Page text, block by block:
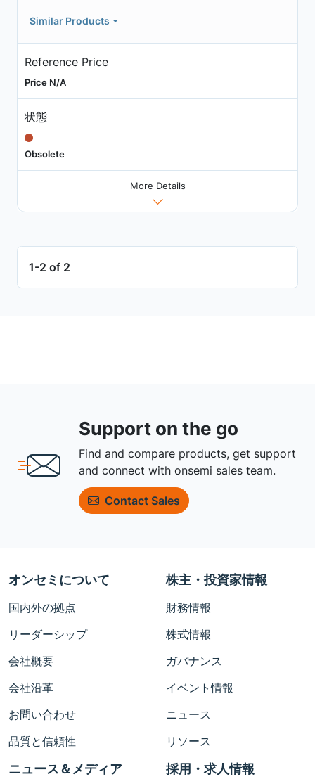
Similar Products
Reference Price
Price N/A
状態
Obsolete
More Details
1-2 of 2
Support on the go
Find and compare products, get support
and connect with onsemi sales team.
Contact Sales
オンセミについて
国内外の拠点
リーダーシップ
会社概要
会社沿革
お問い合わせ
品質と信頼性
株主・投資家情報
財務情報
株式情報
ガバナンス
イベント情報
ニュース
リソース
ニュース＆メディア 採用・求人情報